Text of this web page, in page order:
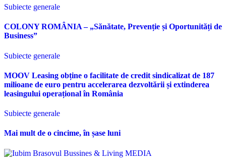
Subiecte generale
COLONY ROMÂNIA – „Sănătate, Prevenție și Oportunități de
Business”
Subiecte generale
MOOV Leasing obține o facilitate de credit sindicalizat de 187
milioane de euro pentru accelerarea dezvoltării și extinderea
leasingului operațional în România
Subiecte generale
Mai mult de o cincime, în șase luni